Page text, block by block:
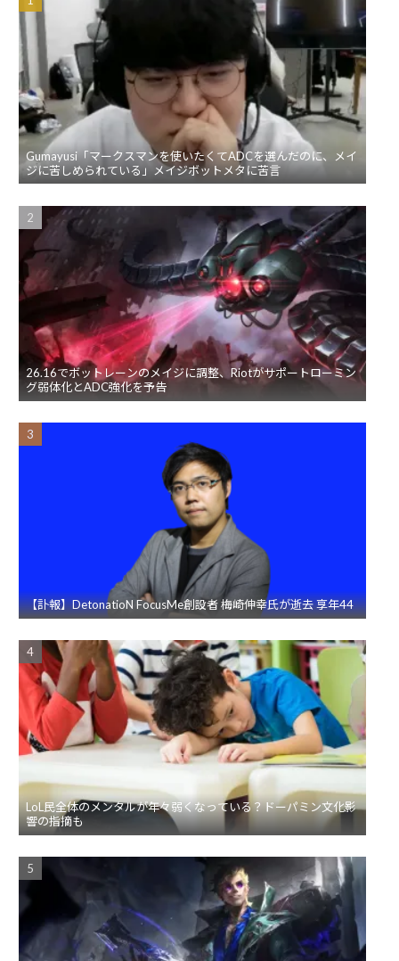
Gumayusi「マークスマンを使いたくてADCを選んだのに、メイ
ジに苦しめられている」メイジボットメタに苦言
26.16でボットレーンのメイジに調整、Riotがサポートローミン
グ弱体化とADC強化を予告
【訃報】DetonatioN FocusMe創設者 梅崎伸幸氏が逝去 享年44
LoL民全体のメンタルが年々弱くなっている？ドーパミン文化影
響の指摘も